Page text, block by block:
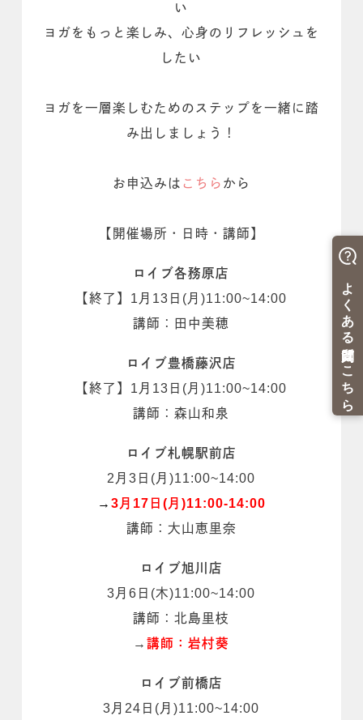
い
ヨガをもっと楽しみ、心身のリフレッシュを
したい
ヨガを一層楽しむためのステップを一緒に踏
み出しましょう！
お申込みは こちら から
【開催場所・日時・講師】
ロイブ各務原店
【終了】1月13日(月)11:00~14:00
講師：田中美穂
ロイブ豊橋藤沢店
【終了】1月13日(月)11:00~14:00
講師：森山和泉
ロイブ札幌駅前店
2月3日(月)11:00~14:00
→ 3月17日(月)11:00-14:00
講師：大山恵里奈
ロイブ旭川店
3月6日(木)11:00~14:00
講師：北島里枝
→講師：岩村葵
ロイブ前橋店
3月24日(月)11:00~14:00